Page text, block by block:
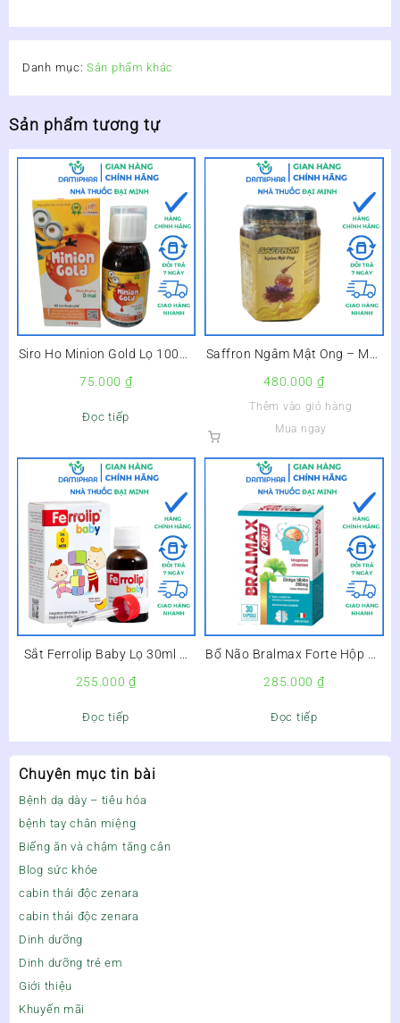
Chuyên mục tin bài
Bệnh dạ dày – tiêu hóa
bệnh tay chân miệng
Biếng ăn và chậm tăng cân
Blog sức khỏe
cabin thải độc zenara
cabin thải độc zenara
Dinh dưỡng
Dinh dưỡng trẻ em
Giới thiệu
Khuyến mãi
Danh mục: Sản phẩm khác
Sản phẩm tương tự
Siro Ho Minion Gold Lọ 100ml
75.000 ₫
Đọc tiếp
Saffron Ngâm Mật Ong – Mật
480.000 ₫
Thêm vào giỏ hàng
Mua ngay
Sắt Ferrolip Baby Lọ 30ml –
255.000₫
Đọc tiếp
Bổ Não Bralmax Forte Hộp 30
285.000 ₫
Đọc tiếp